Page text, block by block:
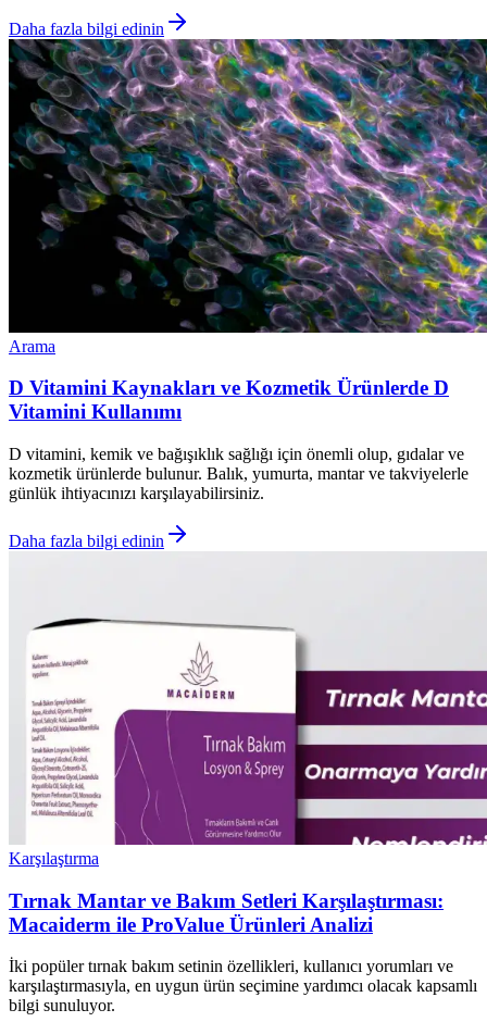
Daha fazla bilgi edinin
Arama
D Vitamini Kaynakları ve Kozmetik Ürünlerde D
Vitamini Kullanımı
D vitamini, kemik ve bağışıklık sağlığı için önemli olup, gıdalar ve
kozmetik ürünlerde bulunur. Balık, yumurta, mantar ve takviyelerle
günlük ihtiyacınızı karşılayabilirsiniz.
Daha fazla bilgi edinin
Karşılaştırma
Tırnak Mantar ve Bakım Setleri Karşılaştırması:
Macaiderm ile ProValue Ürünleri Analizi
İki popüler tırnak bakım setinin özellikleri, kullanıcı yorumları ve
karşılaştırmasıyla, en uygun ürün seçimine yardımcı olacak kapsamlı
bilgi sunuluyor.